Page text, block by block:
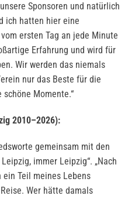
Sponsoren und natürlich
ich hatten hier eine
ersten Tag an jede Minute
Erfahrung und wird für
Wir werden das niemals
nur das Beste für die
Momente.“
2010–2026):
gemeinsam mit den
immer Leipzig“. „Nach
Teil meines Lebens
Wer hätte damals